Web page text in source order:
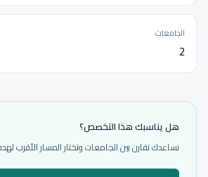
الجامعات
2
هل يناسبك هذا التخصص؟
نساعدك تقارن بين الجامعات وتختار المسار الأقرب